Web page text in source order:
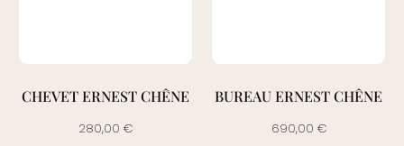
CHEVET ERNEST CHÊNE
280,00 €
BUREAU ERNEST CHÊNE
690,00 €